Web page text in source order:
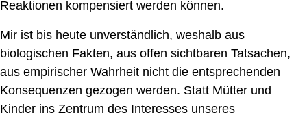
Reaktionen kompensiert werden können.
Mir ist bis heute unverständlich, weshalb aus
biologischen Fakten, aus offen sichtbaren Tatsachen,
aus empirischer Wahrheit nicht die entsprechenden
Konsequenzen gezogen werden. Statt Mütter und
Kinder ins Zentrum des Interesses unseres